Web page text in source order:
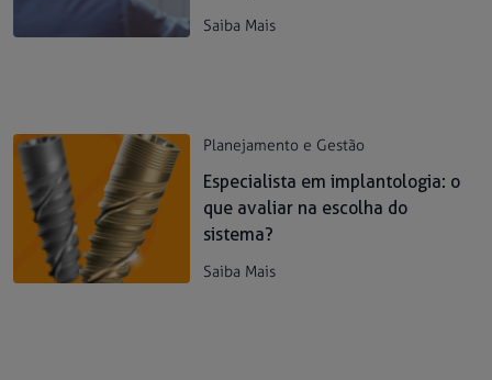
Saiba Mais
Planejamento e Gestão
Especialista em implantologia: o
que avaliar na escolha do
sistema?
Saiba Mais